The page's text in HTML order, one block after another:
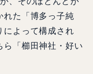
れた「博多っ子純
によって構成され
ら「櫛田神社・好い